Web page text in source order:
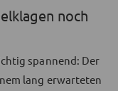
noch
spannend: Der
lang erwarteten